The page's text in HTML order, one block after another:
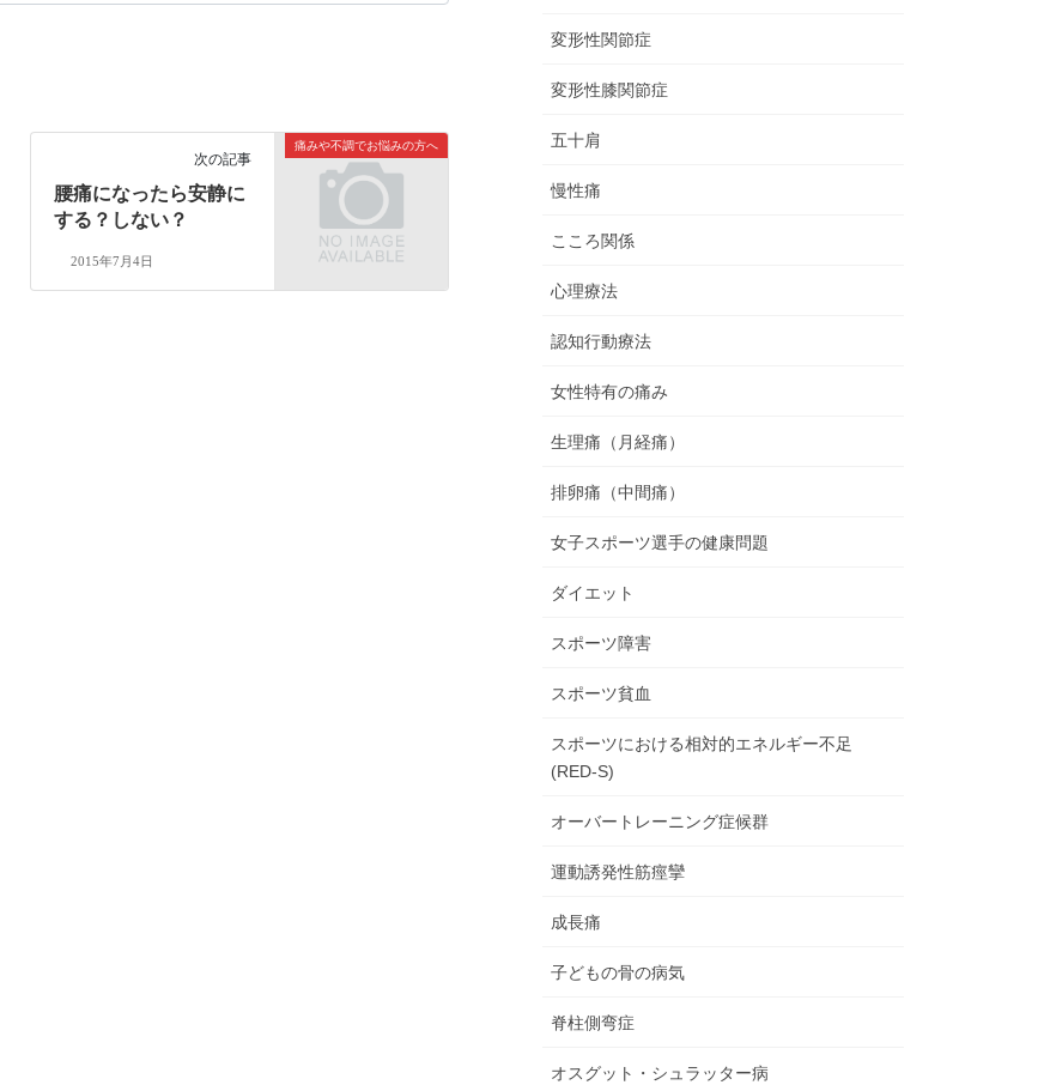
痛みや不調でお悩みの方へ
次の記事
腰痛になったら安静に
する？しない？
2015年7月4日
変形性関節症
変形性膝関節症
五十肩
慢性痛
こころ関係
心理療法
認知行動療法
女性特有の痛み
生理痛（月経痛）
排卵痛（中間痛）
女子スポーツ選手の健康問題
ダイエット
スポーツ障害
スポーツ貧血
スポーツにおける相対的エネルギー不足
(RED-S)
オーバートレーニング症候群
運動誘発性筋痙攣
成長痛
子どもの骨の病気
脊柱側弯症
オスグット・シュラッター病